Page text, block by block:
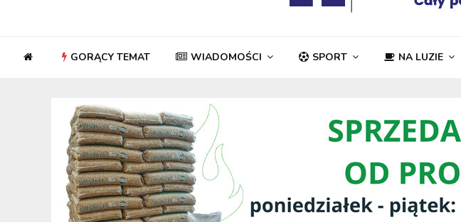
GORĄCY TEMAT WIADOMOŚCI SPORT NA LUZIE